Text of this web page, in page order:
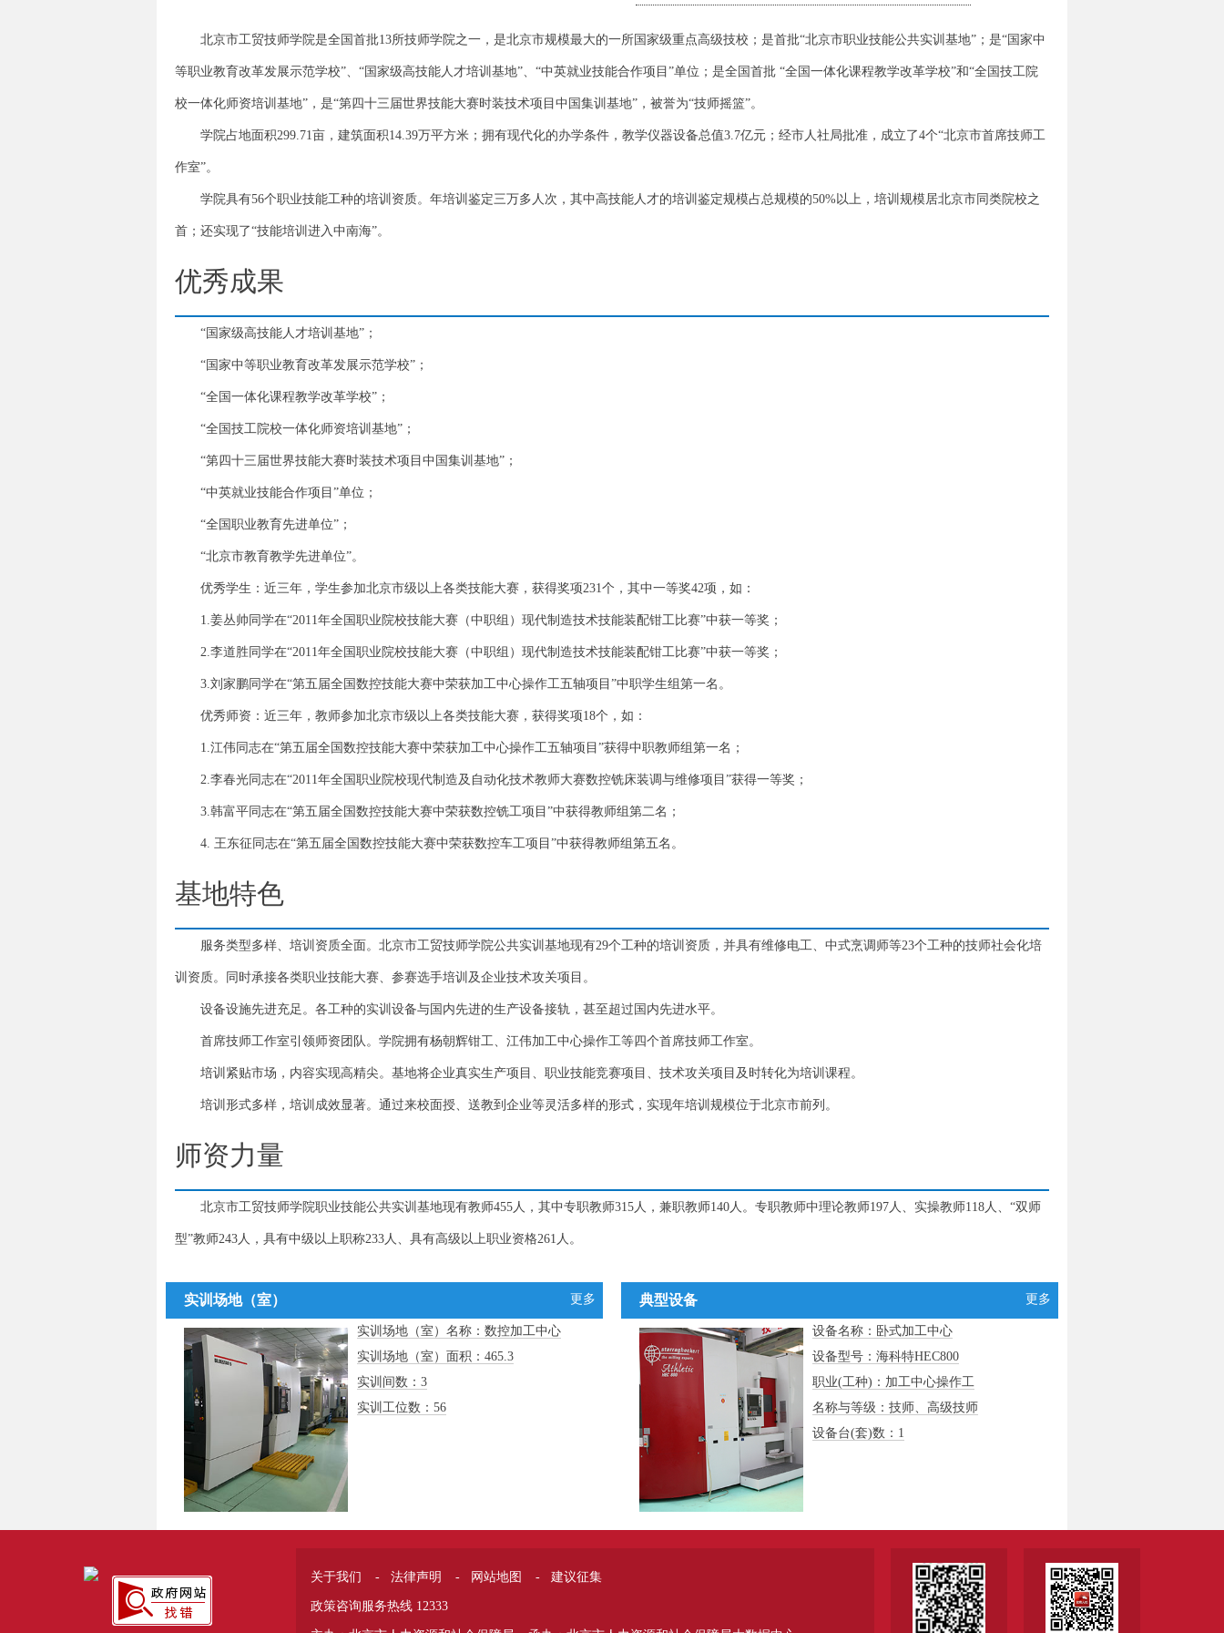
北京市工贸技师学院是全国首批13所技师学院之一，是北京市规模最大的一所国家级重点高级技校；是首批“北京市职业技能公共实训基地”；是“国家中
等职业教育改革发展示范学校”、“国家级高技能人才培训基地”、“中英就业技能合作项目”单位；是全国首批 “全国一体化课程教学改革学校”和“全国技工院
校一体化师资培训基地”，是“第四十三届世界技能大赛时装技术项目中国集训基地”，被誉为“技师摇篮”。
学院占地面积299.71亩，建筑面积14.39万平方米；拥有现代化的办学条件，教学仪器设备总值3.7亿元；经市人社局批准，成立了4个“北京市首席技师工
作室”。
学院具有56个职业技能工种的培训资质。年培训鉴定三万多人次，其中高技能人才的培训鉴定规模占总规模的50%以上，培训规模居北京市同类院校之
首；还实现了“技能培训进入中南海”。
优秀成果
“国家级高技能人才培训基地”；
“国家中等职业教育改革发展示范学校”；
“全国一体化课程教学改革学校”；
“全国技工院校一体化师资培训基地”；
“第四十三届世界技能大赛时装技术项目中国集训基地”；
“中英就业技能合作项目”单位；
“全国职业教育先进单位”；
“北京市教育教学先进单位”。
优秀学生：近三年，学生参加北京市级以上各类技能大赛，获得奖项231个，其中一等奖42项，如：
1.姜丛帅同学在“2011年全国职业院校技能大赛（中职组）现代制造技术技能装配钳工比赛”中获一等奖；
2.李道胜同学在“2011年全国职业院校技能大赛（中职组）现代制造技术技能装配钳工比赛”中获一等奖；
3.刘家鹏同学在“第五届全国数控技能大赛中荣获加工中心操作工五轴项目”中职学生组第一名。
优秀师资：近三年，教师参加北京市级以上各类技能大赛，获得奖项18个，如：
1.江伟同志在“第五届全国数控技能大赛中荣获加工中心操作工五轴项目”获得中职教师组第一名；
2.李春光同志在“2011年全国职业院校现代制造及自动化技术教师大赛数控铣床装调与维修项目”获得一等奖；
3.韩富平同志在“第五届全国数控技能大赛中荣获数控铣工项目”中获得教师组第二名；
4. 王东征同志在“第五届全国数控技能大赛中荣获数控车工项目”中获得教师组第五名。
基地特色
服务类型多样、培训资质全面。北京市工贸技师学院公共实训基地现有29个工种的培训资质，并具有维修电工、中式烹调师等23个工种的技师社会化培
训资质。同时承接各类职业技能大赛、参赛选手培训及企业技术攻关项目。
设备设施先进充足。各工种的实训设备与国内先进的生产设备接轨，甚至超过国内先进水平。
首席技师工作室引领师资团队。学院拥有杨朝辉钳工、江伟加工中心操作工等四个首席技师工作室。
培训紧贴市场，内容实现高精尖。基地将企业真实生产项目、职业技能竞赛项目、技术攻关项目及时转化为培训课程。
培训形式多样，培训成效显著。通过来校面授、送教到企业等灵活多样的形式，实现年培训规模位于北京市前列。
师资力量
北京市工贸技师学院职业技能公共实训基地现有教师455人，其中专职教师315人，兼职教师140人。专职教师中理论教师197人、实操教师118人、“双师
型”教师243人，具有中级以上职称233人、具有高级以上职业资格261人。
实训场地（室） 更多
实训场地（室）名称：数控加工中心
实训场地（室）面积：465.3
实训间数：3
实训工位数：56
典型设备 更多
设备名称：卧式加工中心
设备型号：海科特HEC800
职业(工种)：加工中心操作工
名称与等级：技师、高级技师
设备台(套)数：1
关于我们 - 法律声明 - 网站地图 - 建议征集
政策咨询服务热线 12333